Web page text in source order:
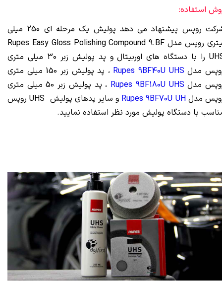
استفاده:
شرکت روپس پیشنهاد می دهد پولیش یک مرحله ای 250 میلی
لیتری روپس مدل Rupes Easy Gloss Polishing Compound 9.BF
UHS را با دستگاه های اوربیتال و پد پولیش زبر 30 میلی متری
مدل Rupes 9BF40U UHS
، پد پولیش زبر 150 میلی متری
مدل Rupes 9BF180U UHS
، پد پولیش زبر 50 میلی متری
مدل Rupes 9BF70U UH
و سایر پدهای پولیش UHS روپس
با دستگاه پولیش مورد نظر استفاده نمایید.